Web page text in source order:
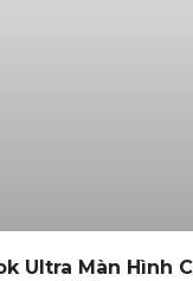
Ultra Màn Hình